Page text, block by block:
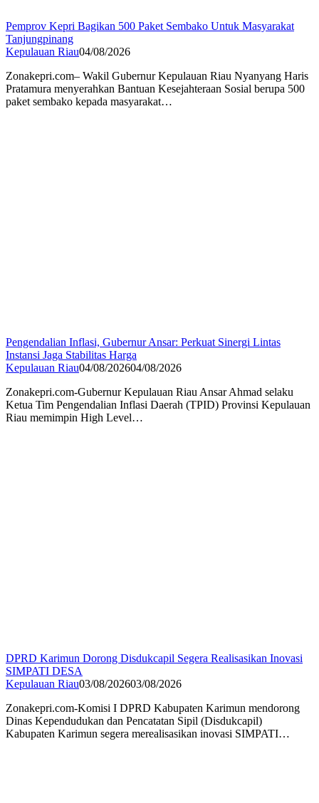
Pemprov Kepri Bagikan 500 Paket Sembako Untuk Masyarakat
Tanjungpinang
Kepulauan Riau04/08/2026
Zonakepri.com– Wakil Gubernur Kepulauan Riau Nyanyang Haris
Pratamura menyerahkan Bantuan Kesejahteraan Sosial berupa 500
paket sembako kepada masyarakat…
Pengendalian Inflasi, Gubernur Ansar: Perkuat Sinergi Lintas
Instansi Jaga Stabilitas Harga
Kepulauan Riau04/08/202604/08/2026
Zonakepri.com-Gubernur Kepulauan Riau Ansar Ahmad selaku
Ketua Tim Pengendalian Inflasi Daerah (TPID) Provinsi Kepulauan
Riau memimpin High Level…
DPRD Karimun Dorong Disdukcapil Segera Realisasikan Inovasi
SIMPATI DESA
Kepulauan Riau03/08/202603/08/2026
Zonakepri.com-Komisi I DPRD Kabupaten Karimun mendorong
Dinas Kependudukan dan Pencatatan Sipil (Disdukcapil)
Kabupaten Karimun segera merealisasikan inovasi SIMPATI…